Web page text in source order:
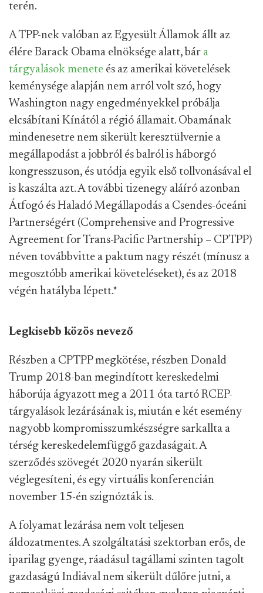
terén.
A TPP-nek valóban az Egyesült Államok állt az
élére Barack Obama elnöksége alatt, bár a
tárgyalások menete és az amerikai követelések
keménysége alapján nem arról volt szó, hogy
Washington nagy engedményekkel próbálja
elcsábítani Kínától a régió államait. Obamának
mindenesetre nem sikerült keresztülvernie a
megállapodást a jobbról és balról is háborgó
kongresszuson, és utódja egyik első tollvonásával el
is kaszálta azt. A további tizenegy aláíró azonban
Átfogó és Haladó Megállapodás a Csendes-óceáni
Partnerségért (Comprehensive and Progressive
Agreement for Trans-Pacific Partnership – CPTPP)
néven továbbvitte a paktum nagy részét (mínusz a
megosztóbb amerikai követeléseket), és az 2018
végén hatályba lépett.*
Legkisebb közös nevező
Részben a CPTPP megkötése, részben Donald
Trump 2018-ban megindított kereskedelmi
háborúja ágyazott meg a 2011 óta tartó RCEP-
tárgyalások lezárásának is, miután e két esemény
nagyobb kompromisszumkészségre sarkallta a
térség kereskedelemfüggő gazdaságait. A
szerződés szövegét 2020 nyarán sikerült
véglegesíteni, és egy virtuális konferencián
november 15-én szignózták is.
A folyamat lezárása nem volt teljesen
áldozatmentes. A szolgáltatási szektorban erős, de
iparilag gyenge, ráadásul tagállami szinten tagolt
gazdaságú Indiával nem sikerült dűlőre jutni, a